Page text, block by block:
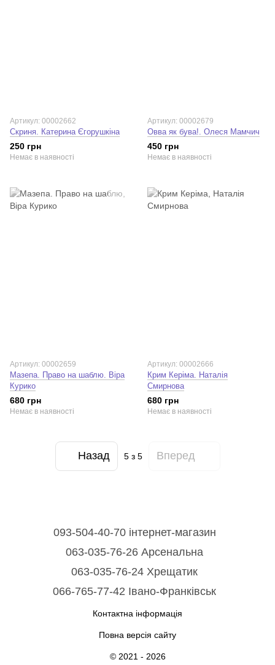
Артикул: 00002662
Скриня. Катерина Єгорушкіна
250 грн
Немає в наявності
Артикул: 00002679
Овва як бува!. Олеся Мамчич
450 грн
Немає в наявності
Артикул: 00002659
Мазепа. Право на шаблю. Віра
Курико
680 грн
Немає в наявності
Артикул: 00002666
Крим Керіма. Наталія
Смирнова
680 грн
Немає в наявності
Назад 5з 5 Вперед
093-504-40-70 інтернет-магазин
063-035-76-26 Арсенальна
063-035-76-24 Хрещатик
066-765-77-42 Івано-Франківськ
Контактна інформація
Повна версія сайту
© 2021 - 2026